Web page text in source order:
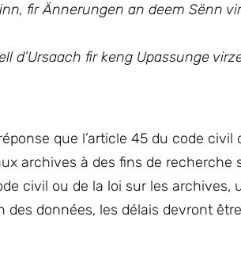
fir Ännerungen an deem Sënn
d’Ursaach fir keng Upassunge
que l’article 45 du code civil
archives à des fins de recherche
civil ou de la loi sur les
données, les délais devront